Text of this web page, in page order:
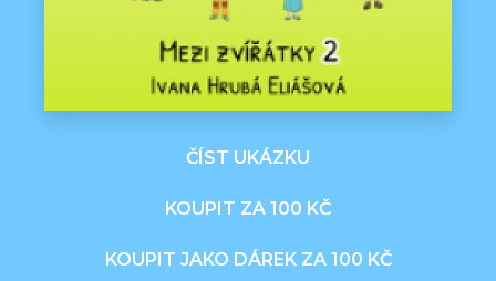
ČÍST UKÁZKU
KOUPIT ZA 100 KČ
KOUPIT JAKO DÁREK ZA 100 KČ